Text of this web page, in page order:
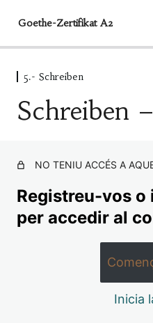
Goethe-Zertifikat A2
Informationen
1 lliçó
2.- Überblick
3 lliçons
3.- Lesen
5.- Schreiben
5.- Schreiben
Schreiben
NO TENIU ACCÉS A
Registreu-vos o
per accedir al
Inicia